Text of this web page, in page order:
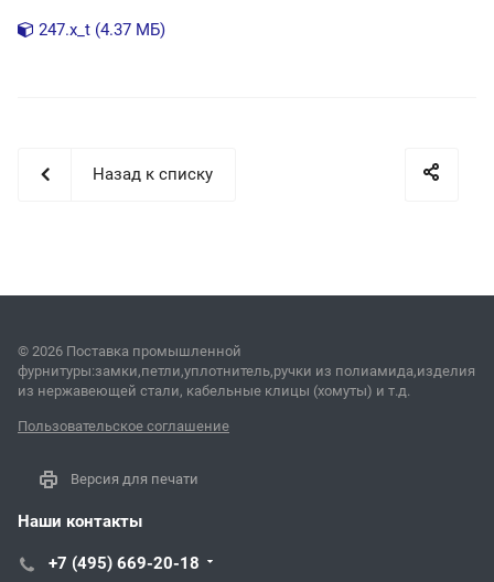
247.x_t (4.37 МБ)
Назад к списку
© 2026 Поставка промышленной
фурнитуры:замки,петли,уплотнитель,ручки из полиамида,изделия
из нержавеющей стали, кабельные клицы (хомуты) и т.д.
Пользовательское соглашение
Версия для печати
Наши контакты
+7 (495) 669-20-18